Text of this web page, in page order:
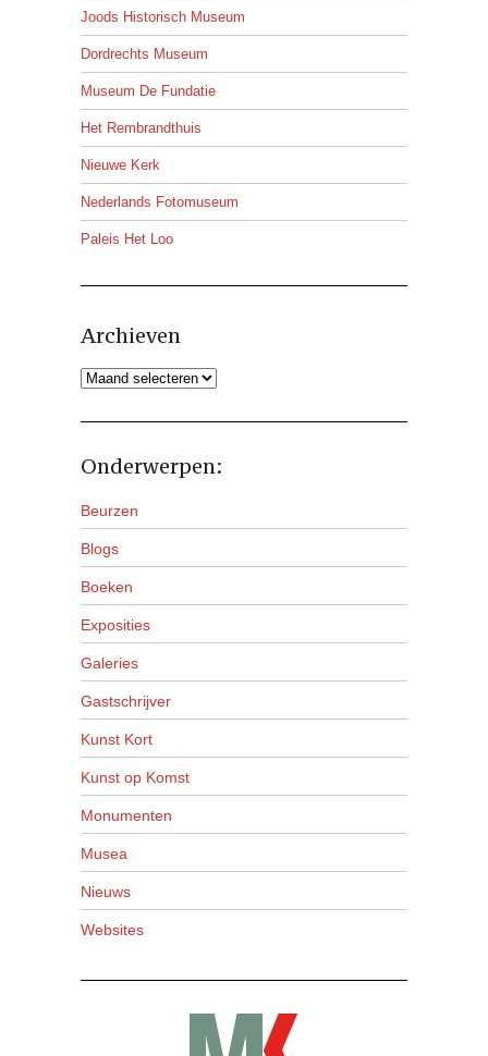
Joods Historisch Museum
Dordrechts Museum
Museum De Fundatie
Het Rembrandthuis
Nieuwe Kerk
Nederlands Fotomuseum
Paleis Het Loo
Archieven
Archieven
Onderwerpen:
Beurzen
Blogs
Boeken
Exposities
Galeries
Gastschrijver
Kunst Kort
Kunst op Komst
Monumenten
Musea
Nieuws
Websites